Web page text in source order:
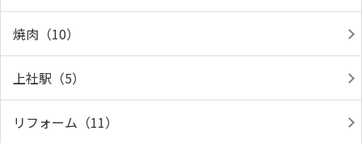
焼肉（10）
上社駅（5）
リフォーム（11）